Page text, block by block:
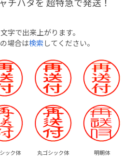
字で出来上がります。
場合は検索してください。
ック体 丸ゴシック体 明朝体